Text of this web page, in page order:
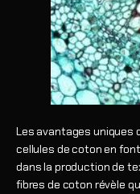
Les avantages uniques
cellules de coton en
dans la production de
fibres de coton révèle